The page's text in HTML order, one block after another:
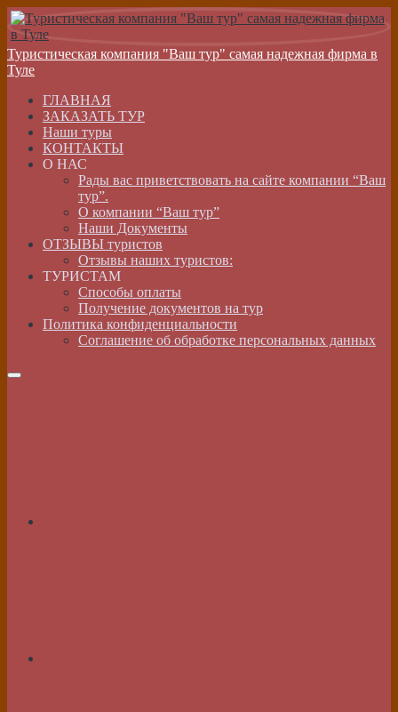
Туристическая компания "Ваш тур" самая надежная фирма в
Туле
ГЛАВНАЯ
ЗАКАЗАТЬ ТУР
Наши туры
КОНТАКТЫ
О НАС
Рады вас приветствовать на сайте компании “Ваш
тур”.
О компании “Ваш тур”
Наши Документы
ОТЗЫВЫ туристов
Отзывы наших туристов:
ТУРИСТАМ
Способы оплаты
Получение документов на тур
Политика конфиденциальности
Соглашение об обработке персональных данных